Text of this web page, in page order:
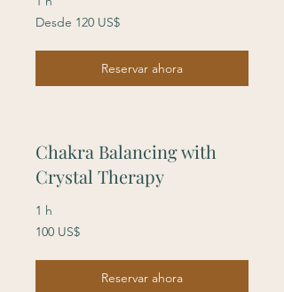
Desde
120
Desde 120 US$
Reservar ahora
Chakra Balancing with
Crystal Therapy
1 h
100
dólares
100 US$
Reservar ahora